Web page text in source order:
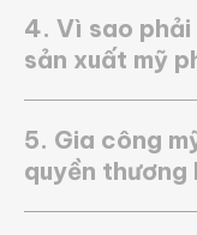
4. Vì sao
sản xuất mỹ
5. Gia công
quyền thương